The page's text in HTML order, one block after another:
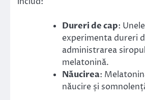
Dureri de cap:
experimenta dureri
administrarea
melatonină.
Năucirea:
năucire și